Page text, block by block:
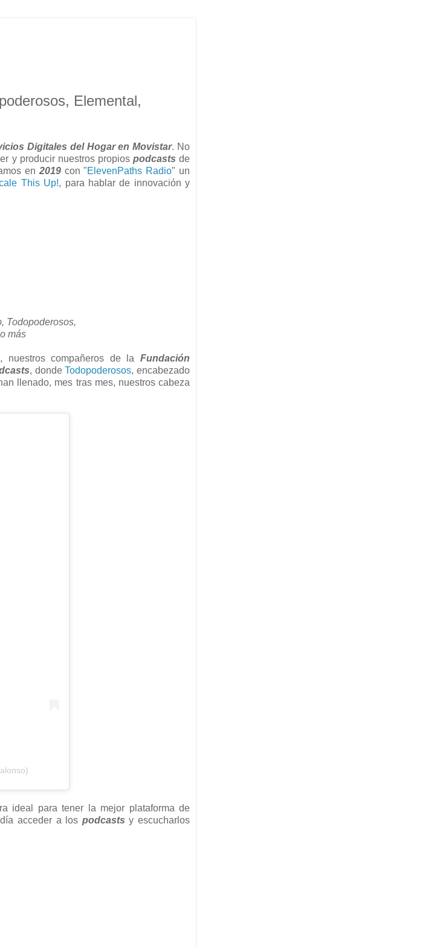
Elemental,
Digitales del Hogar en Movistar. No
y producir nuestros propios podcasts de
en 2019con "ElevenPaths Radio" un
This Up!, para hablar de innovación y
Todopoderosos,
más
, nuestros compañeros de laFundación
, dondeTodopoderosos, encabezado
llenado, mes tras mes, nuestros cabeza
ideal para tener la mejor plataforma de
acceder a los podcasts y escucharlos